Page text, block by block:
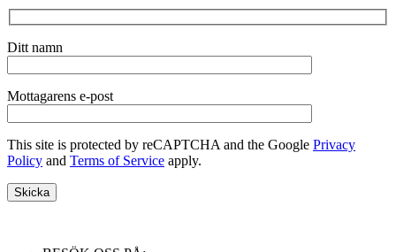
Ditt namn
Mottagarens e-post
This site is protected by reCAPTCHA and the Google Privacy
Policy and Terms of Service apply.